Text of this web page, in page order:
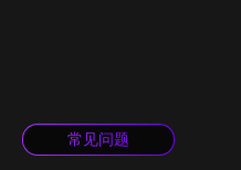
常见问题